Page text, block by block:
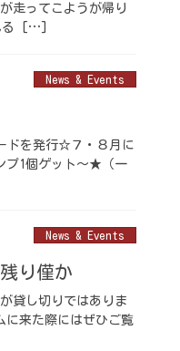
走ってこようが帰り
る […]
News & Events
ドを発行☆７・８月に
プ1個ゲット～★（一
News & Events
り僅か
貸し切りではありま
に来た際にはぜひご覧